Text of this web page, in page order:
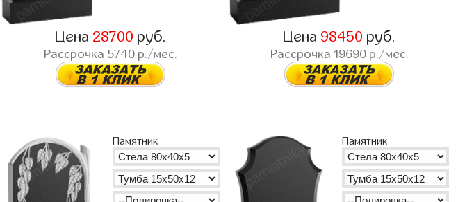
Цена 28700 руб.
Рассрочка 5740 р./мес.
Цена 98450 руб.
Рассрочка 19690р./мес.
Памятник Памятник